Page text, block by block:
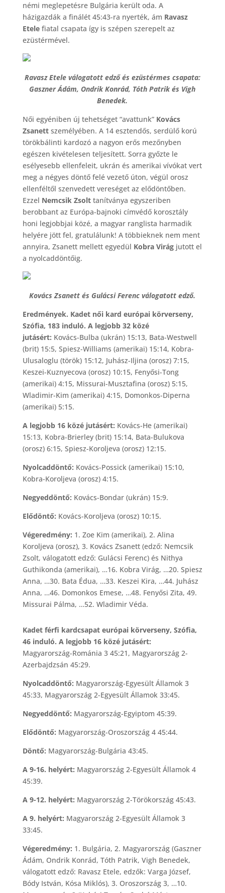
némi meglepetésre Bulgária került oda. A
házigazdák a finálét 45:43-ra nyerték, ám Ravasz
Etelefiatal csapata így is szépen szerepelt az
ezüstérmével.
Ravasz Etele válogatott edző és ezüstérmes csapata:
Gaszner Ádám, Ondrik Konrád, Tóth Patrik és Vigh
Benedek.
Női egyéniben új tehetséget “avattunk” Kovács
Zsanettszemélyében. A 14 esztendős, serdülő korú
törökbálinti kardozó a nagyon erős mezőnyben
egészen kivételesen teljesített. Sorra győzte le
esélyesebb ellenfeleit, ukrán és amerikai vívókat vert
meg a négyes döntő felé vezető úton, végül orosz
ellenféltől szenvedett vereséget az elődöntőben.
Ezzel Nemcsik Zsolttanítványa egyszeriben
berobbant az Európa-bajnoki címvédő korosztály
honi legjobbjai közé, a magyar ranglista harmadik
helyére jött fel, gratulálunk! A többieknek nem ment
annyira, Zsanett mellett egyedül Kobra Virágjutott el
a nyolcaddöntőig.
Kovács Zsanett és Gulácsi Ferenc válogatott edző.
Eredmények. Kadet női kard európai körverseny,
Szófia, 183 induló. A legjobb 32 közé
jutásért: Kovács-Bulba (ukrán) 15:13, Bata-Westwell
(brit) 15:5, Spiesz-Williams (amerikai) 15:14, Kobra-
Ulusaloglu (török) 15:12, Juhász-Iljina (orosz) 7:15,
Keszei-Kuznyecova (orosz) 10:15, Fenyősi-Tong
(amerikai) 4:15, Missurai-Musztafina (orosz) 5:15,
Wladimir-Kim (amerikai) 4:15, Domonkos-Diperna
(amerikai) 5:15.
A legjobb 16 közé jutásért: Kovács-He (amerikai)
15:13, Kobra-Brierley (brit) 15:14, Bata-Bulukova
(orosz) 6:15, Spiesz-Koroljeva (orosz) 12:15.
Nyolcaddöntő: Kovács-Possick (amerikai) 15:10,
Kobra-Koroljeva (orosz) 4:15.
Negyeddöntő: Kovács-Bondar (ukrán) 15:9.
Elődöntő: Kovács-Koroljeva (orosz) 10:15.
Végeredmény: 1. Zoe Kim (amerikai), 2. Alina
Koroljeva (orosz), 3. Kovács Zsanett (edző: Nemcsik
Zsolt, válogatott edző: Gulácsi Ferenc) és Nithya
Guthikonda (amerikai), …16. Kobra Virág, …20. Spiesz
Anna, …30. Bata Édua, …33. Keszei Kira, …44. Juhász
Anna, …46. Domonkos Emese, …48. Fenyősi Zita, 49.
Missurai Pálma, …52. Wladimir Véda.
Kadet férfi kardcsapat európai körverseny, Szófia,
46 induló. A legjobb 16 közé jutásért:
Magyarország-Románia 3 45:21, Magyarország 2-
Azerbajdzsán 45:29.
Nyolcaddöntő: Magyarország-Egyesült Államok 3
45:33, Magyarország 2-Egyesült Államok 33:45.
Negyeddöntő: Magyarország-Egyiptom 45:39.
Elődöntő: Magyarország-Oroszország 4 45:44.
Döntő: Magyarország-Bulgária 43:45.
A 9-16. helyért: Magyarország 2-Egyesült Államok 4
45:39.
A 9-12. helyért: Magyarország 2-Törökország 45:43.
A 9. helyért: Magyarország 2-Egyesült Államok 3
33:45.
Végeredmény: 1. Bulgária, 2. Magyarország (Gaszner
Ádám, Ondrik Konrád, Tóth Patrik, Vigh Benedek,
válogatott edző: Ravasz Etele, edzők: Varga József,
Bódy István, Kósa Miklós), 3. Oroszország 3, …10.